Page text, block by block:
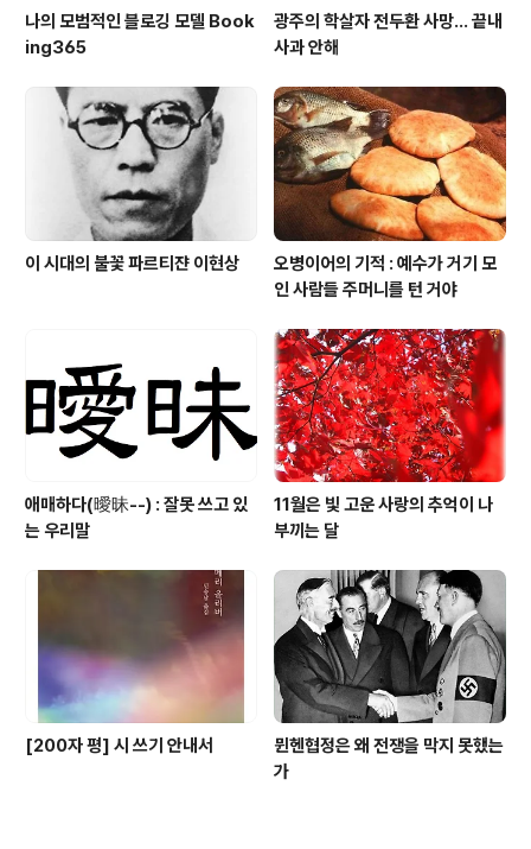
나의 모범적인 블로깅 모델 Book
ing365
광주의 학살자 전두환 사망... 끝내
사과 안해
이 시대의 불꽃 파르티쟌 이현상
오병이어의 기적 : 예수가 거기 모
인 사람들 주머니를 턴 거야
애매하다(曖昧--) : 잘못 쓰고 있
는 우리말
11월은 빛 고운 사랑의 추억이 나
부끼는 달
[200자 평] 시 쓰기 안내서
뮌헨협정은 왜 전쟁을 막지 못했는
가